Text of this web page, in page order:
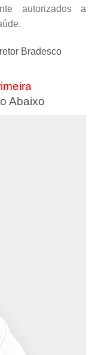
autorizados a
Bradesco
Abaixo